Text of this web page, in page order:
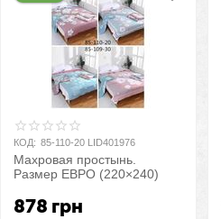
КОД: 85-110-20 LID401976
Махровая простынь.
Размер ЕВРО (220×240)
878 грн